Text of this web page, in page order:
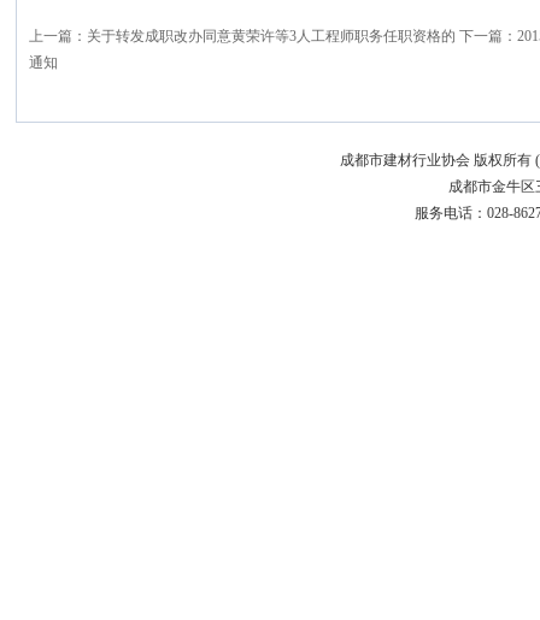
上一篇： 关于转发成职改办同意黄荣许等3人工程师职务任职资格的
通知
下一篇：
成都市建材行业协会 版权所有
成都市金牛区
服务电话：028-